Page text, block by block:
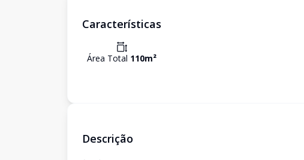
Características
Área Total 110m²
Descrição